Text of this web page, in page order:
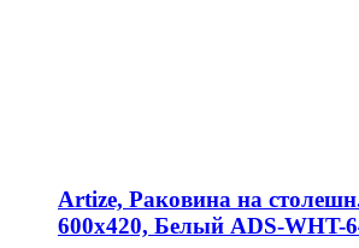
Artize, Раковина на
600х420, Белый ADS-WHT-